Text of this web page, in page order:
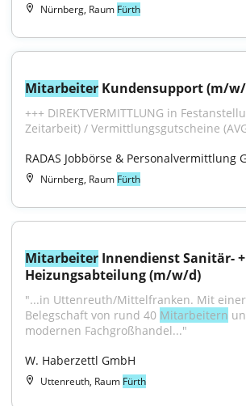
Nürnberg, Raum Fürth
Mitarbeiter Kundensupport (m/
+++ DIREKTVERMITTLUNG in
Zeitarbeit) / Vermittlungsgutscheine
RADAS Jobbörse & Personalvermittlung
Nürnberg, Raum Fürth
Mitarbeiter Innendienst Sanitär- +
Heizungsabteilung (m/w/d)
"...in Uttenreuth/Mittelfranken. Mit
Belegschaft von rund 40 Mitarbeitern
modernen Fachgroßhandel..."
W. Haberzettl GmbH
Uttenreuth, Raum Fürth